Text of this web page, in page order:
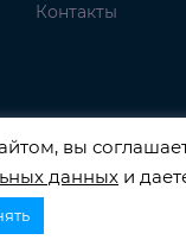
Контакты
НОМЕР
вы
данных и